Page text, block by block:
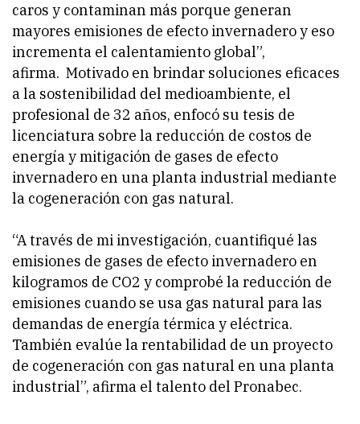
caros y contaminan más porque generan
mayores emisiones de efecto invernadero y eso
incrementa el calentamiento global”,
afirma. Motivado en brindar soluciones eficaces
a la sostenibilidad del medioambiente, el
profesional de 32 años, enfocó su tesis de
licenciatura sobre la reducción de costos de
energía y mitigación de gases de efecto
invernadero en una planta industrial mediante
la cogeneración con gas natural.
“A través de mi investigación, cuantifiqué las
emisiones de gases de efecto invernadero en
kilogramos de CO2 y comprobé la reducción de
emisiones cuando se usa gas natural para las
demandas de energía térmica y eléctrica.
También evalúe la rentabilidad de un proyecto
de cogeneración con gas natural en una planta
industrial”, afirma el talento del Pronabec.